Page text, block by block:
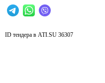
ID тендера в ATI.SU 36307